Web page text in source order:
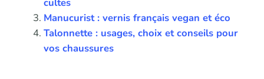
cultes
Manucurist : vernis français vegan et éco
Talonnette : usages, choix et conseils pour
vos chaussures